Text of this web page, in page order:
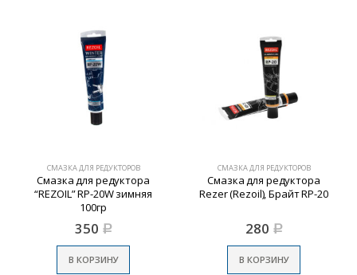
СМАЗКА ДЛЯ РЕДУКТОРОВ
Смазка для редуктора
“REZOIL” RP-20W зимняя
100гр
350 Р
В КОРЗИНУ
СМАЗКА ДЛЯ РЕДУКТОРОВ
Смазка для редуктора
Rezer (Rezoil), Брайт RP-20
280 Р
В КОРЗИНУ